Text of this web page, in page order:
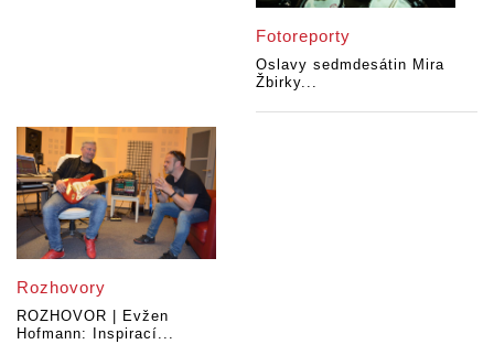
Fotoreporty
Oslavy sedmdesátin Mira
Žbirky...
Rozhovory
ROZHOVOR | Evžen
Hofmann: Inspirací...